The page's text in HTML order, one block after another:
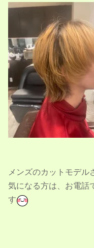
メンズのカットモデル
気になる方は、お電話
す